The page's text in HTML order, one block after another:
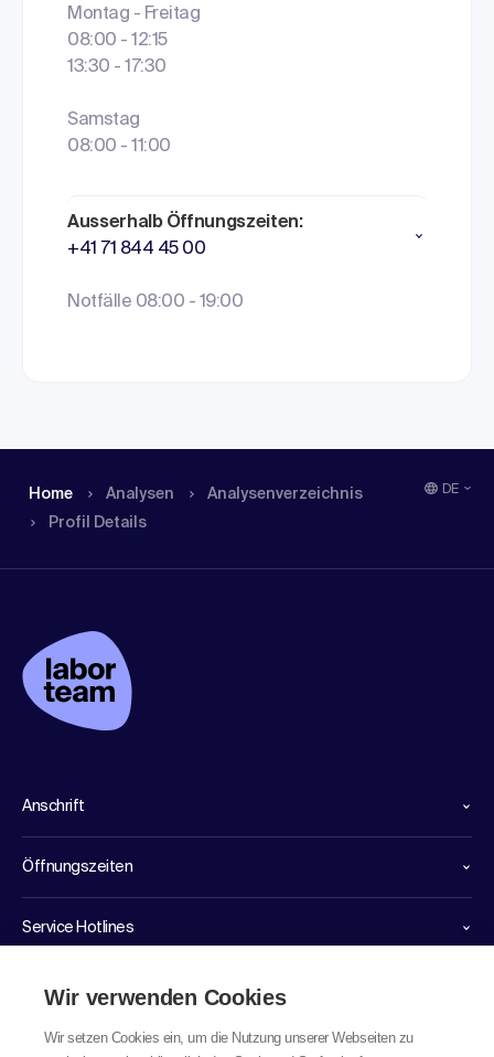
Montag - Freitag
08:00 - 12:15
13:30 - 17:30
Samstag
08:00 - 11:00
Ausserhalb Öffnungszeiten:
+41 71 844 45 00
Notfälle 08:00 - 19:00
Home Analysen
Analysen­verzeichnis
Profil Details
DE
Anschrift
Öffnungszeiten
Service Hotlines
LinksWir verwenden Cookies
Wir setzen Cookies ein, um die Nutzung unserer Webseiten zu